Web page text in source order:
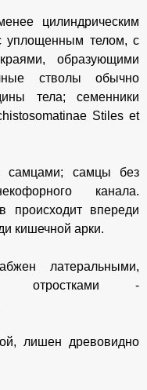
цилиндрическим
уплощенным телом, с
образующими
стволы обычно
тела; семенники
Stiles et
самцы без
канала.
происходит впереди
кишечной арки.
латеральными,
отростками -
лишен древовидно